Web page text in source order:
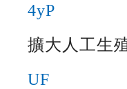
4yP
擴大人工生
UF